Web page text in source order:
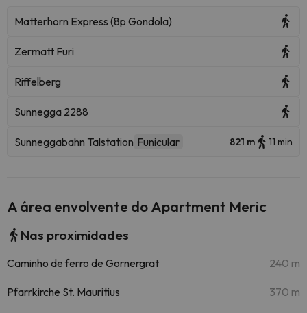
Matterhorn Express (8p Gondola)
Zermatt Furi
Riffelberg
Sunnegga 2288
Sunneggabahn Talstation Funicular 821 m 11 min
A área envolvente do Apartment Meric
Nas proximidades
Caminho de ferro de Gornergrat 240 m
Pfarrkirche St. Mauritius 370 m